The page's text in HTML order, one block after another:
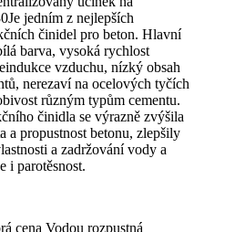
Je jedním z nejlepších
činidel pro beton. Hlavní
barva, vysoká rychlost
vzduchu, nízký obsah
nerezaví na ocelových tyčích
různým typům cementu.
činidla se výrazně zvýšila
a propustnost betonu, zlepšily
a zadržování vody a
i parotěsnost.